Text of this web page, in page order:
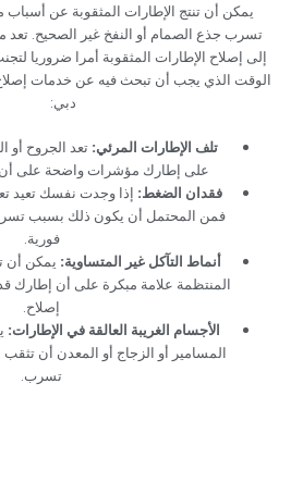
‏يمكن أن تنتج الإطارات المثقوبة عن أسباب
تسرب جذع الصمام أو النفخ غير الصحيح. تعد
إلى إصلاح الإطارات المثقوبة أمرا ضروريا
الوقت الذي يجب أن تبحث فيه عن خدمات
دبي:‏
‏تلف الإطارات المرئي:‏ تعد الجروح أو
على إطارك مؤشرات واضحة على أن
‏فقدان الضغط:‏ إذا وجدت نفسك تعيد
فمن المحتمل أن يكون ذلك بسبب
فورية.‏
‏أنماط التآكل غير المتساوية:‏ يمكن أن
المنتظمة علامة مبكرة على أن إطارك
إصلاح.‏
‏الأجسام الغريبة العالقة في الإطارات:‏
المسامير أو الزجاج أو المعدن أن
تسرب.‏